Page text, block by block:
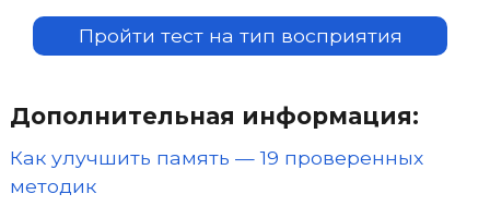
Пройти тест на тип восприятия
Дополнительная информация:
Как улучшить память — 19 проверенных
методик